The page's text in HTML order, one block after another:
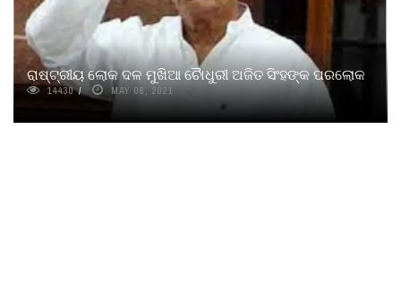
ରାଷ୍ଟ୍ରୀୟ ଲୋକ ଦଳ ମୁଖିଆ ଚୋୖଧୁରୀ ଅଜିତ ସିଂହଙ୍କ ପରଲୋକ
14430 MAY 06, 2021